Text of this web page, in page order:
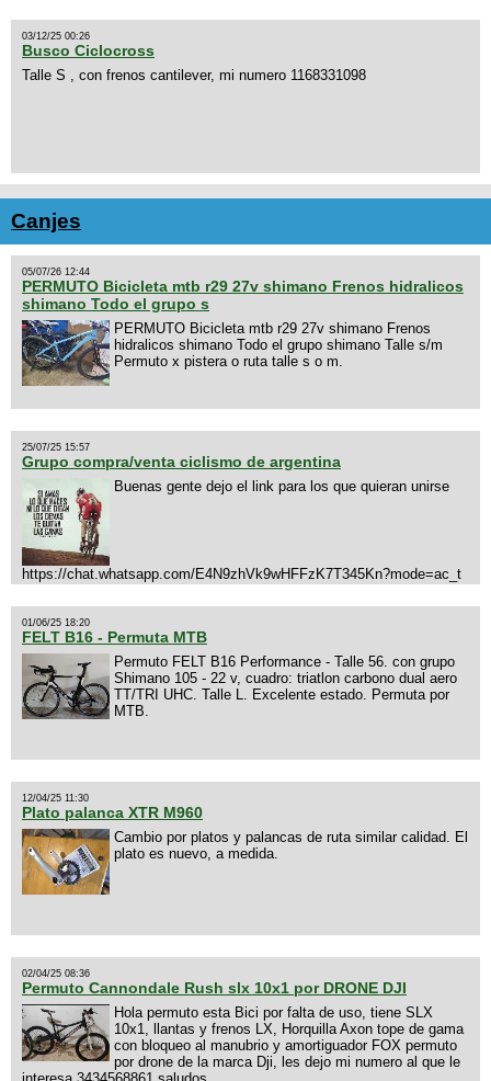
03/12/25 00:26
Busco Ciclocross
Talle S , con frenos cantilever, mi numero 1168331098
Canjes
05/07/26 12:44
PERMUTO Bicicleta mtb r29 27v shimano Frenos hidralicos
shimano Todo el grupo s
PERMUTO Bicicleta mtb r29 27v shimano Frenos
hidralicos shimano Todo el grupo shimano Talle s/m
Permuto x pistera o ruta talle s o m.
25/07/25 15:57
Grupo compra/venta ciclismo de argentina
Buenas gente dejo el link para los que quieran unirse
https://chat.whatsapp.com/E4N9zhVk9wHFFzK7T345Kn?mode=ac_t
01/06/25 18:20
FELT B16 - Permuta MTB
Permuto FELT B16 Performance - Talle 56. con grupo
Shimano 105 - 22 v, cuadro: triatlon carbono dual aero
TT/TRI UHC. Talle L. Excelente estado. Permuta por
MTB.
12/04/25 11:30
Plato palanca XTR M960
Cambio por platos y palancas de ruta similar calidad. El
plato es nuevo, a medida.
02/04/25 08:36
Permuto Cannondale Rush slx 10x1 por DRONE DJI
Hola permuto esta Bici por falta de uso, tiene SLX
10x1, llantas y frenos LX, Horquilla Axon tope de gama
con bloqueo al manubrio y amortiguador FOX permuto
por drone de la marca Dji, les dejo mi numero al que le